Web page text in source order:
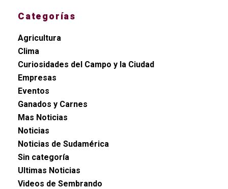
Categorías
Agricultura
Clima
Curiosidades del Campo y la Ciudad
Empresas
Eventos
Ganados y Carnes
Mas Noticias
Noticias
Noticias de Sudamérica
Sin categoría
Ultimas Noticias
Videos de Sembrando